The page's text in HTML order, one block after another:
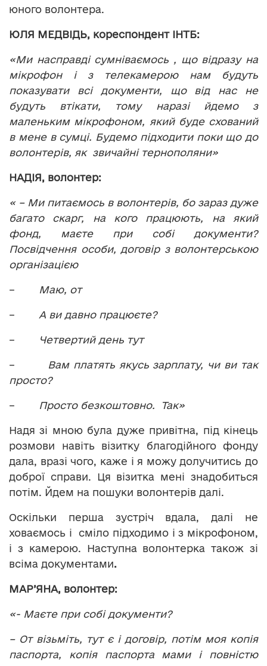
юного волонтера.
ЮЛЯ МЕДВІДЬ, кореспондент ІНТБ:
«Ми насправді сумніваємось , що відразу на
мікрофон і з телекамерою нам будуть
показувати всі документи, що від нас не
будуть втікати, тому наразі йдемо з
маленьким мікрофоном, який буде схований
в мене в сумці. Будемо підходити поки що до
волонтерів, як звичайні тернополяни»
НАДІЯ, волонтер:
« – Ми питаємось в волонтерів, бо зараз дуже
багато скарг, на кого працюють, на який
фонд, маєте при собі документи?
Посвідчення особи, договір з волонтерською
організацією
– Маю, от
– А ви давно працюєте?
– Четвертий день тут
–
Вам платять якусь зарплату, чи ви так
просто?
– Просто безкоштовно. Так»
Надя зі мною була дуже привітна, під кінець
розмови навіть візитку благодійного фонду
дала, вразі чого, каже і я можу долучитись до
доброї справи. Ця візитка мені знадобиться
потім. Йдем на пошуки волонтерів далі.
Оскільки перша зустріч вдала, далі не
ховаємось і сміло підходимо і з мікрофоном,
і з камерою. Наступна волонтерка також зі
всіма документами.
МАР’ЯНА, волонтер:
«- Маєте при собі документи?
– От візьміть, тут є і договір, потім моя копія
паспорта, копія паспорта мами і повністю